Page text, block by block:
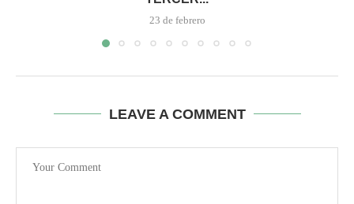
23 de febrero
LEAVE A COMMENT